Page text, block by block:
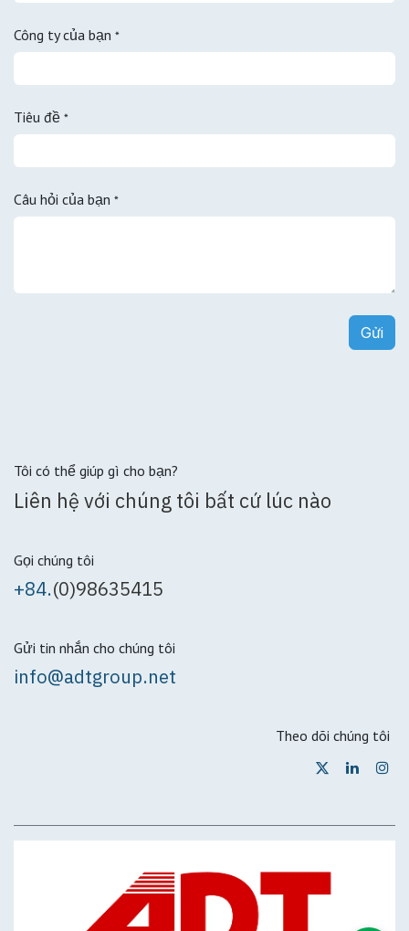
Công ty của bạn *
Tiêu đề *
Câu hỏi của bạn *
Gửi
Tôi có thể giúp gì cho bạn?
Liên hệ với chúng tôi bất cứ lúc nào
Gọi chúng tôi
+84.(0)98635415
Gửi tin nhắn cho chúng tôi
info@adtgroup.net
Theo dõi chúng tôi